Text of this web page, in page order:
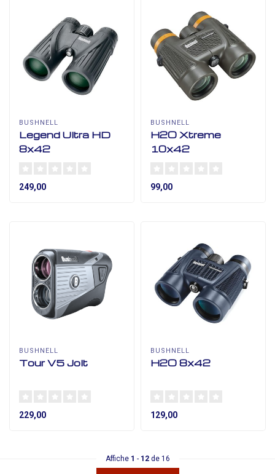
BUSHNELL
Legend Ultra HD
8x42
249,00
BUSHNELL
H2O Xtreme
10x42
99,00
BUSHNELL
Tour V5 Jolt
229,00
BUSHNELL
H2O 8x42
129,00
Affiche 1 - 12de 16